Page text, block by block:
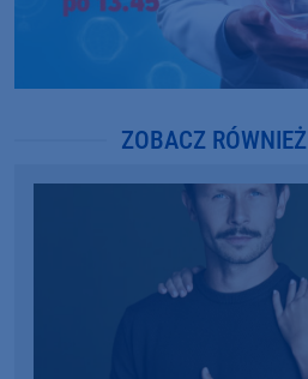
ZOBACZ RÓWNIEŻ